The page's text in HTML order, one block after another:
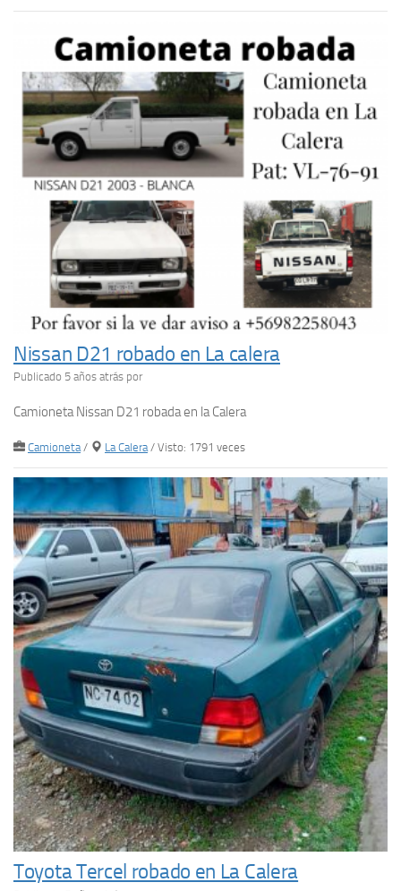
Nissan D21 robado en La calera
Publicado 5 años atrás por
Camioneta Nissan D21 robada en la Calera
Camioneta/ La Calera/ Visto: 1791 veces
Toyota Tercel robado en La Calera